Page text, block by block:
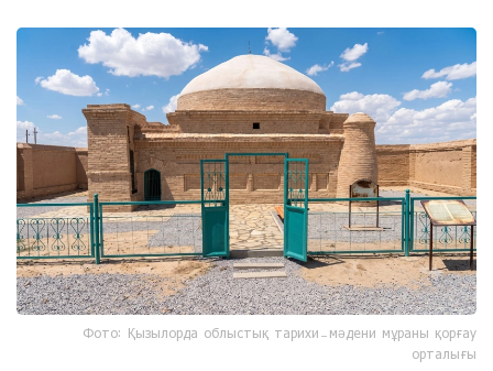
Фото: Қызылорда облыстық тарихи-мәдени мұраны қорғау
орталығы